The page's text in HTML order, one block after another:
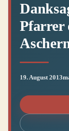
Pfarrer
19. August 2013